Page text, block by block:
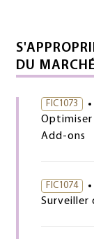
DU MARCHÉ
FIC1073
Add-ons
FIC1074
Surveiller